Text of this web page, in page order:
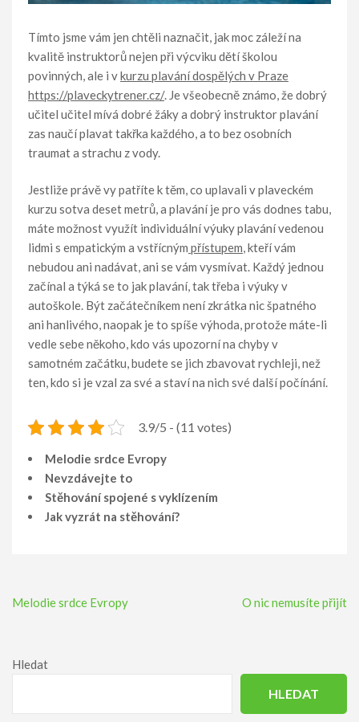
Tímto jsme vám jen chtěli naznačit, jak moc záleží na
kvalitě instruktorů nejen při výcviku dětí školou
povinných, ale i vkurzu plavání dospělých v Praze
https://plaveckytrener.cz/. Je všeobecně známo, že dobrý
učitel učitel mívá dobré žáky a dobrý instruktor plavání
zas naučí plavat takřka každého, a to bez osobních
traumat a strachu z vody.
Jestliže právě vy patříte k těm, co uplavali v plaveckém
kurzu sotva deset metrů, a plavání je pro vás dodnes tabu,
máte možnost využít individuální výuky plavání vedenou
lidmi s empatickým a vstřícným přístupem, kteří vám
nebudou ani nadávat, ani se vám vysmívat. Každý jednou
začínal a týká se to jak plavání, tak třeba i výuky v
autoškole. Být začátečníkem není zkrátka nic špatného
ani hanlivého, naopak je to spíše výhoda, protože máte-li
vedle sebe někoho, kdo vás upozorní na chyby v
samotném začátku, budete se jich zbavovat rychleji, než
ten, kdo si je vzal za své a staví na nich své další počínání.
3.9/5 - (11 votes)
Melodie srdce Evropy
Nevzdávejte to
Stěhování spojené s vyklízením
Jak vyzrát na stěhování?
Navigace
Melodie srdce Evropy O nic nemusíte přijít
Hledat
HLEDAT